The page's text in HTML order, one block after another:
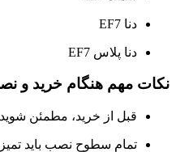
دنا EF7
دنا پلاس EF7
نکات مهم هنگام خرید و
قبل از خرید، مطمئن شوید
تمام سطوح نصب باید